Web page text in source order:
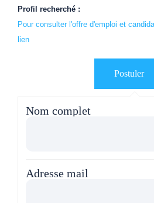
Profil recherché :
Pour consulter l'offre d'emploi et
lien
Nom complet
Adresse mail